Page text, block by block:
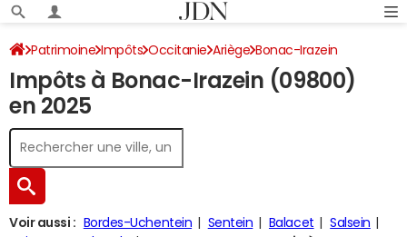
Patrimoine Impôts Occitanie Ariège Bonac-Irazein
Impôt sur le revenu
Impôts à Bonac-Irazein (09800)
en 2025
Voir aussi : Bordes-Uchentein Sentein Balacet
Salsein